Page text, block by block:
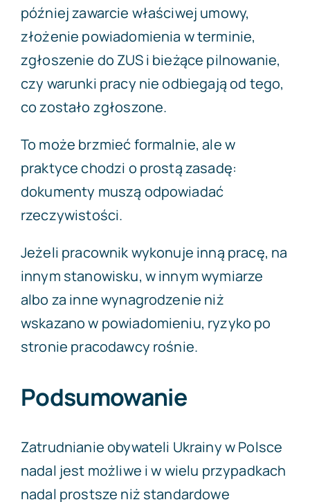
później zawarcie właściwej umowy,
złożenie powiadomienia w terminie,
zgłoszenie do ZUS i bieżące pilnowanie,
czy warunki pracy nie odbiegają od tego,
co zostało zgłoszone.
To może brzmieć formalnie, ale w
praktyce chodzi o prostą zasadę:
dokumenty muszą odpowiadać
rzeczywistości.
Jeżeli pracownik wykonuje inną pracę, na
innym stanowisku, w innym wymiarze
albo za inne wynagrodzenie niż
wskazano w powiadomieniu, ryzyko po
stronie pracodawcy rośnie.
Podsumowanie
Zatrudnianie obywateli Ukrainy w Polsce
nadal jest możliwe i w wielu przypadkach
nadal prostsze niż standardowe